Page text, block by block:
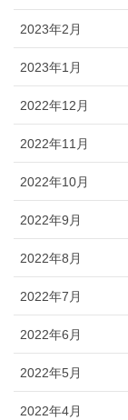
2023年2月
2023年1月
2022年12月
2022年11月
2022年10月
2022年9月
2022年8月
2022年7月
2022年6月
2022年5月
2022年4月